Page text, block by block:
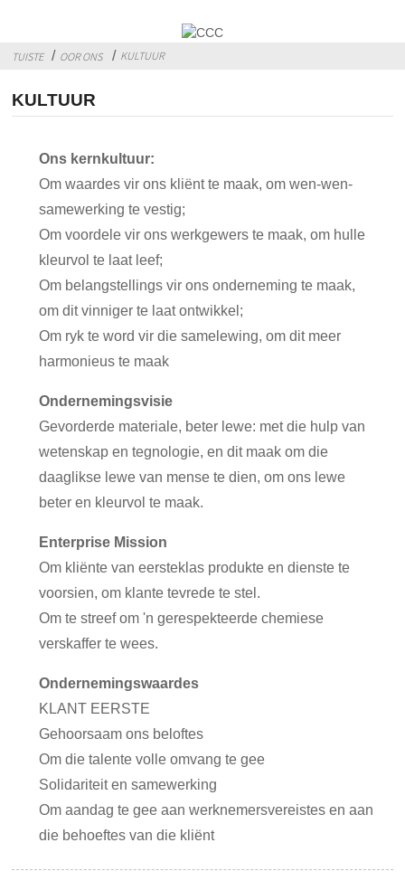
TUISTE OOR ONS KULTUUR
KULTUUR
Ons kernkultuur:
Om waardes vir ons kliënt te maak, om wen-wen-
samewerking te vestig;
Om voordele vir ons werkgewers te maak, om hulle
kleurvol te laat leef;
Om belangstellings vir ons onderneming te maak,
om dit vinniger te laat ontwikkel;
Om ryk te word vir die samelewing, om dit meer
harmonieus te maak
Ondernemingsvisie
Gevorderde materiale, beter lewe: met die hulp van
wetenskap en tegnologie, en dit maak om die
daaglikse lewe van mense te dien, om ons lewe
beter en kleurvol te maak.
Enterprise Mission
Om kliënte van eersteklas produkte en dienste te
voorsien, om klante tevrede te stel.
Om te streef om 'n gerespekteerde chemiese
verskaffer te wees.
Ondernemingswaardes
KLANT EERSTE
Gehoorsaam ons beloftes
Om die talente volle omvang te gee
Solidariteit en samewerking
Om aandag te gee aan werknemersvereistes en aan
die behoeftes van die kliënt